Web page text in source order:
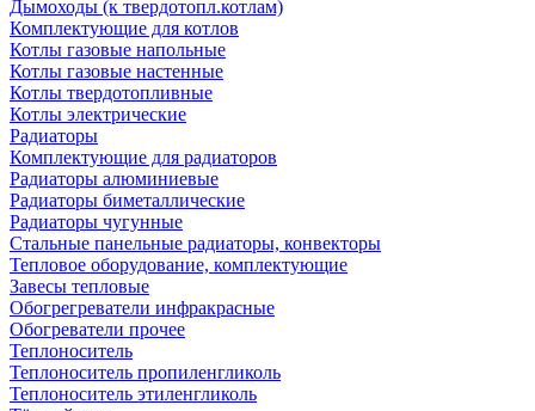
Дымоходы (к твердотопл.котлам)
Комплектующие для котлов
Котлы газовые напольные
Котлы газовые настенные
Котлы твердотопливные
Котлы электрические
Радиаторы
Комплектующие для радиаторов
Радиаторы алюминиевые
Радиаторы биметаллические
Радиаторы чугунные
Стальные панельные радиаторы, конвекторы
Тепловое оборудование, комплектующие
Завесы тепловые
Обогрегреватели инфракрасные
Обогреватели прочее
Теплоноситель
Теплоноситель пропиленгликоль
Теплоноситель этиленгликоль